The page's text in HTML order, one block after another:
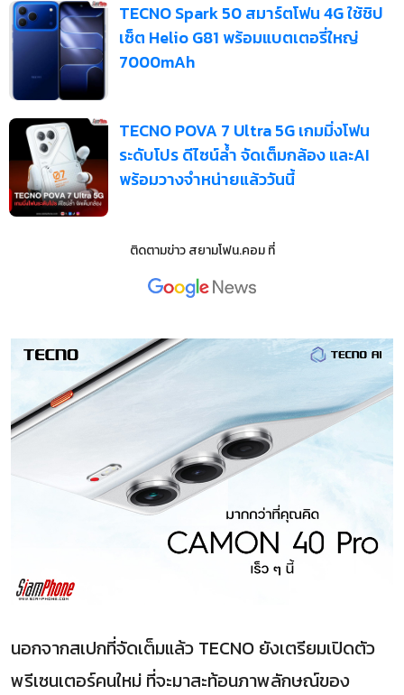
TECNO Spark 50 สมาร์ตโฟน 4G ใช้ชิป
เซ็ต Helio G81 พร้อมแบตเตอรี่ใหญ่
7000mAh
TECNO POVA 7 Ultra 5G เกมมิ่งโฟน
ระดับโปร ดีไซน์ล้ำ จัดเต็มกล้อง และAI
พร้อมวางจำหน่ายแล้ววันนี้
ติดตามข่าวสยามโฟน.คอมที่
นอกจากสเปกที่จัดเต็มแล้ว TECNO ยังเตรียมเปิดตัว
พรีเซนเตอร์คนใหม่ ที่จะมาสะท้อนภาพลักษณ์ของ